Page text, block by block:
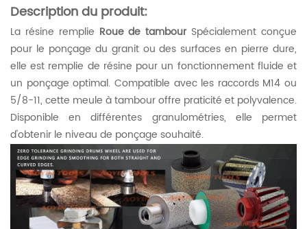
Description du produit:
La résine remplie Roue de tambourSpécialement conçue
pour le ponçage du granit ou des surfaces en pierre dure,
elle est remplie de résine pour un fonctionnement fluide et
un ponçage optimal. Compatible avec les raccords M14 ou
5/8-11, cette meule à tambour offre praticité et polyvalence.
Disponible en différentes granulométries, elle permet
d'obtenir le niveau de ponçage souhaité.